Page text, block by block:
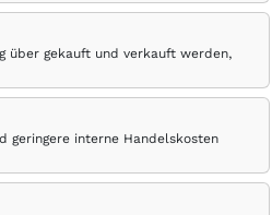
über gekauft und verkauft werden,
geringere interne Handelskosten